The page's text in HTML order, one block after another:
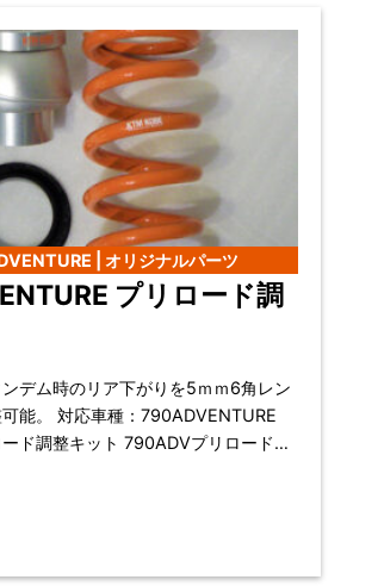
| オリジナルパーツ
プリロード調
デム時のリア下がりを5ｍｍ6角レン
ト 790ADVプリロード調